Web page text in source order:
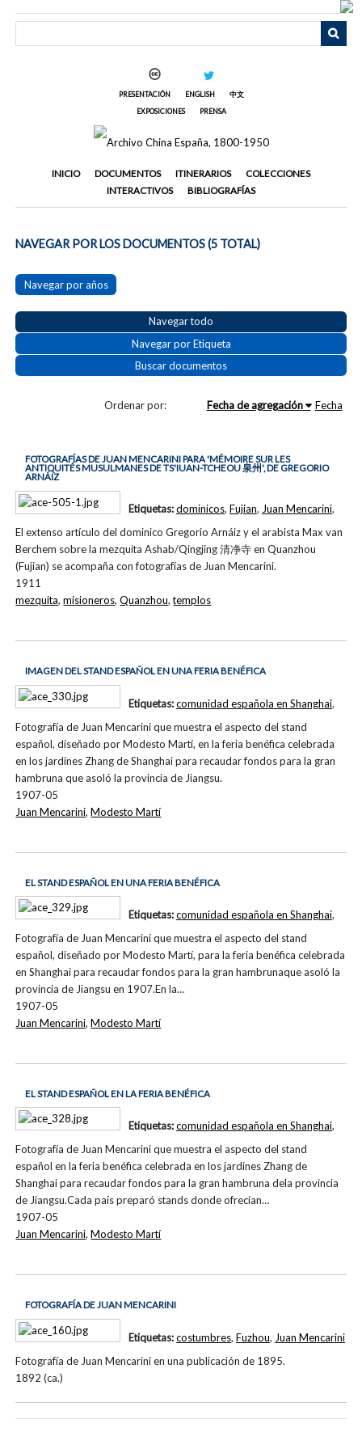
PRESENTACIÓN ENGLISH
中文
EXPOSICIONES
PRENSA
INICIO DOCUMENTOS ITINERARIOS
COLECCIONES
INTERACTIVOS
BIBLIOGRAFÍAS
NAVEGAR POR LOS DOCUMENTOS (5 TOTAL)
Navegar por años
Navegar todo
Navegar por Etiqueta
Buscar documentos
Ordenar por: Fecha de agregación Fecha
FOTOGRAFÍAS DE JUAN MENCARINI PARA 'MÉMOIRE SUR LES
ANTIQUITÉS MUSULMANES DE TS'IUAN-TCHEOU 泉州', DE GREGORIO
ARNÁIZ
El extenso artículo del dominico Gregorio Arnáiz y el arabista Max van
Berchem sobre la mezquita Ashab/Qingjing 清净寺 en Quanzhou
(Fujian) se acompaña con fotografías de Juan Mencarini.
1911
Etiquetas:dominicos, Fujian, Juan Mencarini,
mezquita,misioneros,Quanzhou,templos
IMAGEN DEL STAND ESPAÑOL EN UNA FERIA BENÉFICA
Fotografía de Juan Mencarini que muestra el aspecto del stand
español, diseñado por Modesto Martí, en la feria benéfica celebrada
en los jardines Zhang de Shanghai para recaudar fondos para la gran
hambruna que asoló la provincia de Jiangsu.
1907-05
Etiquetas:comunidad española en Shanghai,
Juan Mencarini,Modesto Martí
EL STAND ESPAÑOL EN UNA FERIA BENÉFICA
Fotografía de Juan Mencarini que muestra el aspecto del stand
español, diseñado por Modesto Martí, para la feria benéfica celebrada
en Shanghai para recaudar fondos para la gran hambrunaque asoló la
provincia de Jiangsu en 1907.En la…
1907-05
Etiquetas:comunidad española en Shanghai,
Juan Mencarini,Modesto Martí
EL STAND ESPAÑOL EN LA FERIA BENÉFICA
Fotografía de Juan Mencarini que muestra el aspecto del stand
español en la feria benéfica celebrada en los jardines Zhang de
Shanghai para recaudar fondos para la gran hambruna dela provincia
de Jiangsu.Cada país preparó stands donde ofrecían…
1907-05
Etiquetas:comunidad española en Shanghai,
Juan Mencarini,Modesto Martí
FOTOGRAFÍA DE JUAN MENCARINI
Fotografía de Juan Mencarini en una publicación de 1895.
1892 (ca.)
Etiquetas:costumbres, Fuzhou, Juan Mencarini